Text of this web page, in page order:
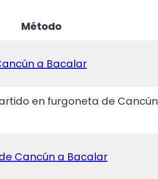
Método
a Bacalar
en furgoneta de
Cancún a Bacalar